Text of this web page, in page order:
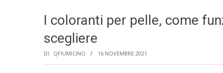
I coloranti per pelle, come
scegliere
DI: QFIUMICINO 16 NOVEMBRE 2021